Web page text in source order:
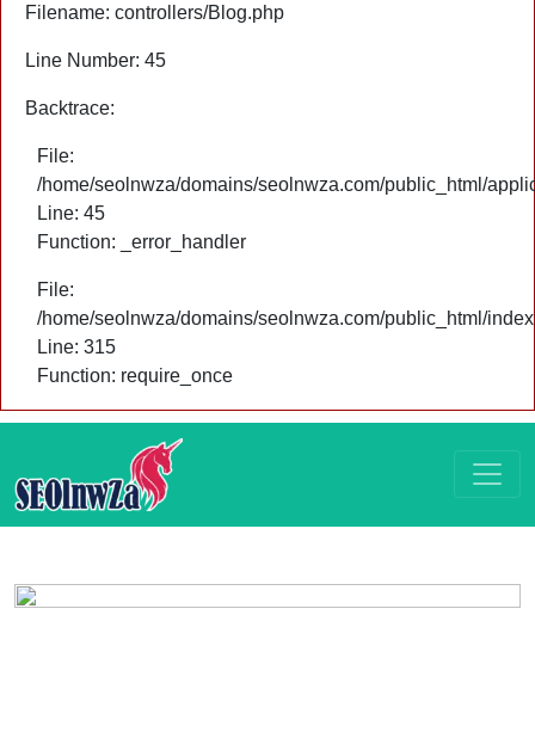
Filename: controllers/Blog.php
Line Number: 45
Backtrace:
File:
/home/seolnwza/domains/seolnwza.com/public_html/
Line: 45
Function: _error_handler
File:
/home/seolnwza/domains/seolnwza.com/public_html/
Line: 315
Function: require_once